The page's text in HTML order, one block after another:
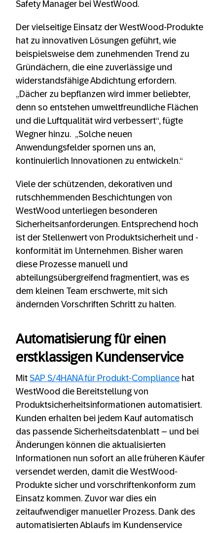
Safety Manager bei WestWood.
Der vielseitige Einsatz der WestWood-Produkte
hat zu innovativen Lösungen geführt, wie
beispielsweise dem zunehmenden Trend zu
Gründächern, die eine zuverlässige und
widerstandsfähige Abdichtung erfordern.
„Dächer zu bepflanzen wird immer beliebter,
denn so entstehen umweltfreundliche Flächen
und die Luftqualität wird verbessert“, fügte
Wegner hinzu. „Solche neuen
Anwendungsfelder spornen uns an,
kontinuierlich Innovationen zu entwickeln.“
Viele der schützenden, dekorativen und
rutschhemmenden Beschichtungen von
WestWood unterliegen besonderen
Sicherheitsanforderungen. Entsprechend hoch
ist der Stellenwert von Produktsicherheit und -
konformität im Unternehmen. Bisher waren
diese Prozesse manuell und
abteilungsübergreifend fragmentiert, was es
dem kleinen Team erschwerte, mit sich
ändernden Vorschriften Schritt zu halten.
Automatisierung für einen
erstklassigen Kundenservice
Mit SAP S/4HANA für Produkt-Compliance hat
WestWood die Bereitstellung von
Produktsicherheitsinformationen automatisiert.
Kunden erhalten bei jedem Kauf automatisch
das passende Sicherheitsdatenblatt – und bei
Änderungen können die aktualisierten
Informationen nun sofort an alle früheren Käufer
versendet werden, damit die WestWood-
Produkte sicher und vorschriftenkonform zum
Einsatz kommen. Zuvor war dies ein
zeitaufwendiger manueller Prozess. Dank des
automatisierten Ablaufs im Kundenservice